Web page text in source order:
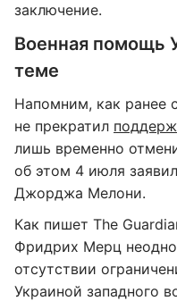
заключение.
Военная помощь
теме
Напомним, как ранее
не прекратил
лишь временно
об этом 4 июля
Джорджа Мелони.
Как пишет The
Фридрих Мерц
отсутствии
Украиной западного